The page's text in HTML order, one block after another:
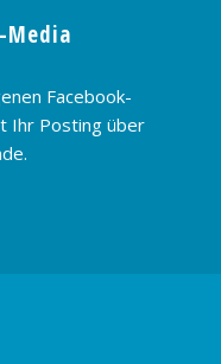
KONTAKT
Media
Facebook-
Ihr Posting über